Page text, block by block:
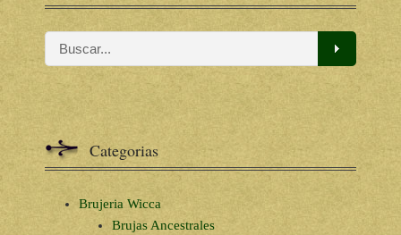
Categorias
Brujeria Wicca
Brujas Ancestrales